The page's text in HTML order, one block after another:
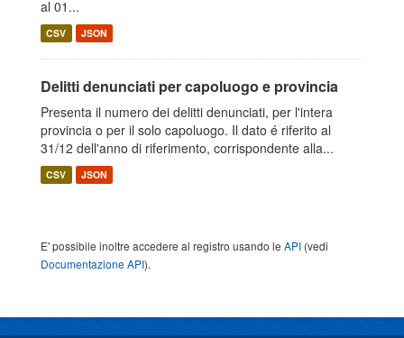
al 01...
CSV JSON
Delitti denunciati per capoluogo e provincia
Presenta il numero dei delitti denunciati, per l'intera
provincia o per il solo capoluogo. Il dato é riferito al
31/12 dell'anno di riferimento, corrispondente alla...
CSV JSON
E' possibile inoltre accedere al registro usando le API (vedi
Documentazione API).